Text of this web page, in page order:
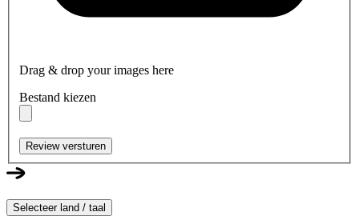
Drag & drop your images here
Bestand kiezen
Review versturen
Selecteer land / taal